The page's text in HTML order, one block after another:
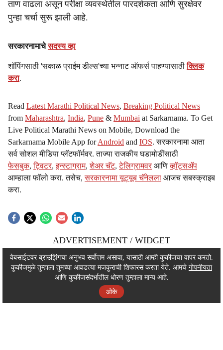
ताण वाढला असून परीक्षा व्यवस्थेतील पारदर्शकता आणि सुरक्षेवर
पुन्हा चर्चा सुरू झाली आहे.
सरकारनामाचेसदस्य व्हा
शॉपिंगसाठी 'सकाळ प्राईम डील्स'च्या भन्नाट ऑफर्स पाहण्यासाठीक्लिक
करा.
Read Latest Marathi Political News, Breaking Political News
from Maharashtra, India, Pune & Mumbai at Sarkarnama. To Get
Live Political Marathi News on Mobile, Download the
Sarkarnama Mobile App forAndroid and IOS. सरकारनामा आता
सर्व सोशल मीडिया प्लॅटफॉर्मवर. ताज्या राजकीय घडामोडींसाठी
फेसबुक,ट्विटर,इन्स्टाग्राम,शेअर चॅट,टेलिग्रामवर आणिव्हॉट्सॲप
आम्हाला फॉलो करा. तसेच,सरकारनामा यूट्यूब चॅनेलला आजच सबस्क्राइब
करा.
ADVERTISEMENT / WIDGET
ADVERTISEMENT / WIDGET
ADVERTISEMENT / WIDGET
वेबसाईटवर ब्राउझिंगचा अनुभव सर्वोत्तम असावा, यासाठी आम्ही कुकीजचा वापर करतो.
कुकीजमुळे तुम्हाला तुमच्या आवडत्या मजकुराची शिफारस करता येते. आमचे गोपनीयता
आणि कुकीजसंदर्भातील धोरण तुम्हाला मान्य आहे.
ओके